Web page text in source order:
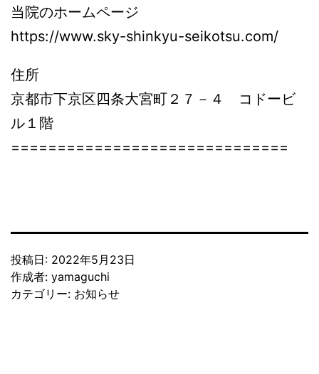
当院のホームページ
https://www.sky-shinkyu-seikotsu.com/
住所
京都市下京区四条大宮町２７－４ コドービ
ル１階
==============================
投稿日: 2022年5月23日
作成者: yamaguchi
カテゴリー: お知らせ